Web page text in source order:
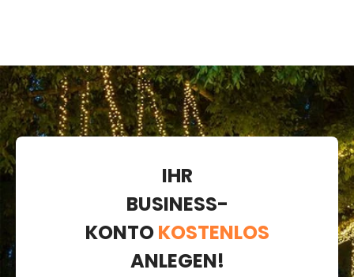
IHR
BUSINESS-
KONTOKOSTENLOS
ANLEGEN!